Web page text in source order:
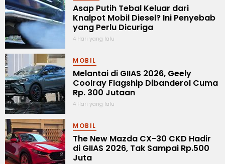
Asap Putih Tebal Keluar dari
Knalpot Mobil Diesel? Ini Penyebab
yang Perlu Dicuriga
4 Hari yang lalu
MOBIL
Melantai di GIIAS 2026, Geely
Coolray Flagship Dibanderol Cuma
Rp. 300 Jutaan
4 Hari yang lalu
MOBIL
The New Mazda CX-30 CKD Hadir
di GIIAS 2026, Tak Sampai Rp.500
Juta